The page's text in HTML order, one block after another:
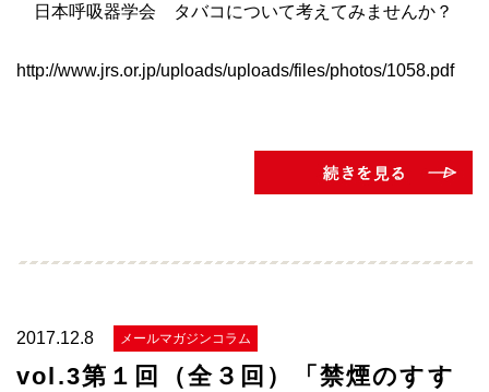
日本呼吸器学会 タバコについて考えてみませんか？
http://www.jrs.or.jp/uploads/uploads/files/photos/1058.pdf
2017.12.8 メールマガジンコラム
vol.3第１回（全３回）「禁煙のすす